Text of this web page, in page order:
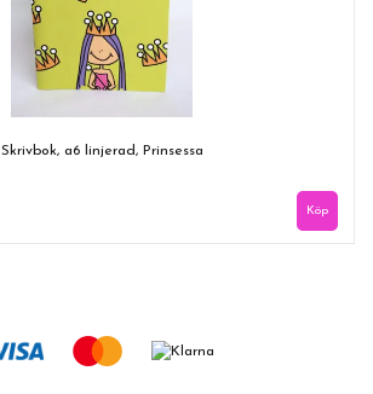
Skrivbok, a6 linjerad, Prinsessa